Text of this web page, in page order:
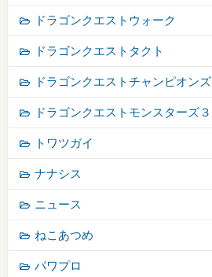
ドラゴンクエストウォーク
ドラゴンクエストタクト
ドラゴンクエストチャンピオンズ
ドラゴンクエストモンスターズ３
トワツガイ
ナナシス
ニュース
ねこあつめ
パワプロ